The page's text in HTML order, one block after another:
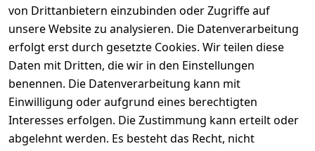
von Drittanbietern einzubinden oder Zugriffe auf
unsere Website zu analysieren. Die Datenverarbeitung
erfolgt erst durch gesetzte Cookies. Wir teilen diese
Daten mit Dritten, die wir in den Einstellungen
benennen. Die Datenverarbeitung kann mit
Einwilligung oder aufgrund eines berechtigten
Interesses erfolgen. Die Zustimmung kann erteilt oder
abgelehnt werden. Es besteht das Recht, nicht
Rechtliches
AGB
Services
Kontakt
Zahlungsm
öglichkeite
Versanddie
nstleister